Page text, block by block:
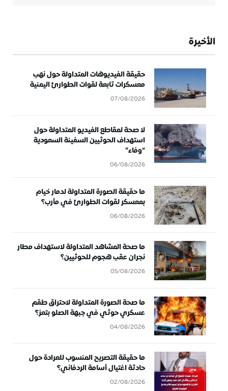
الأخيرة
حقيقة الفيديوهات المتداولة حول نهب
معسكرات تابعة لقوات الطوارئ اليمنية
07/08/2026
لا صحة لمقاطع الفيديو المتداولة حول
استهداف الحوثيين السفينة السعودية
“وفاء”
06/08/2026
ما حقيقة الصورة المتداولة لدمار خيام
بمعسكر لقوات الطوارئ في مأرب؟
06/08/2026
ما صحة المشاهد المتداولة لاستهداف مطار
نجران عقب هجوم للحوثيين؟
05/08/2026
ما صحة الصورة المتداولة لاحتراق طقم
عسكري حوثي في جبهة الصلو بتعز؟
04/08/2026
ما حقيقة التصريح المنسوب للعرادة حول
حادثة اغتيال أسامة الردفاني؟
02/08/2026